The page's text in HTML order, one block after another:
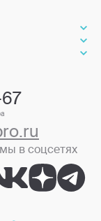
мы в соцсетях